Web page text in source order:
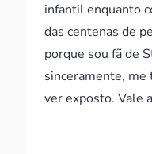
infantil enquanto
das centenas de
porque sou fã de
sinceramente,
ver exposto. Vale